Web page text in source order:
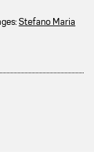
Stefano Maria